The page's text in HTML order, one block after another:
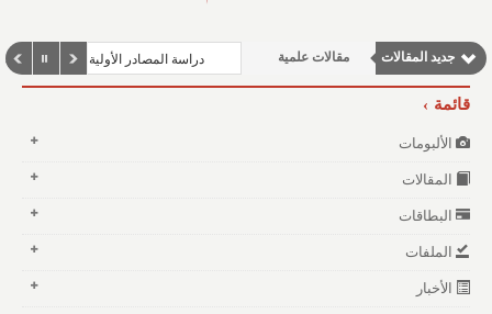
جديد المقالات مقالات علمية
مقالات إقتصادية
دراسة المصادر الأولية للمؤرخين
قائمة
الألبومات
المقالات
البطاقات
الملفات
الأخبار